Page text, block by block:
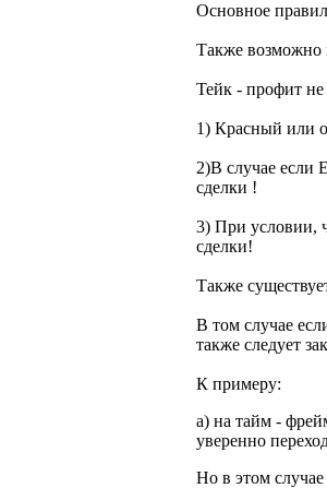
Основное
Также возможно
Тейк - профит не
1) Красный или
2)В случае если
сделки !
3) При условии,
сделки!
Также
В том случае
также следует
К примеру:
а) на тайм -
уверенно
Но в этом